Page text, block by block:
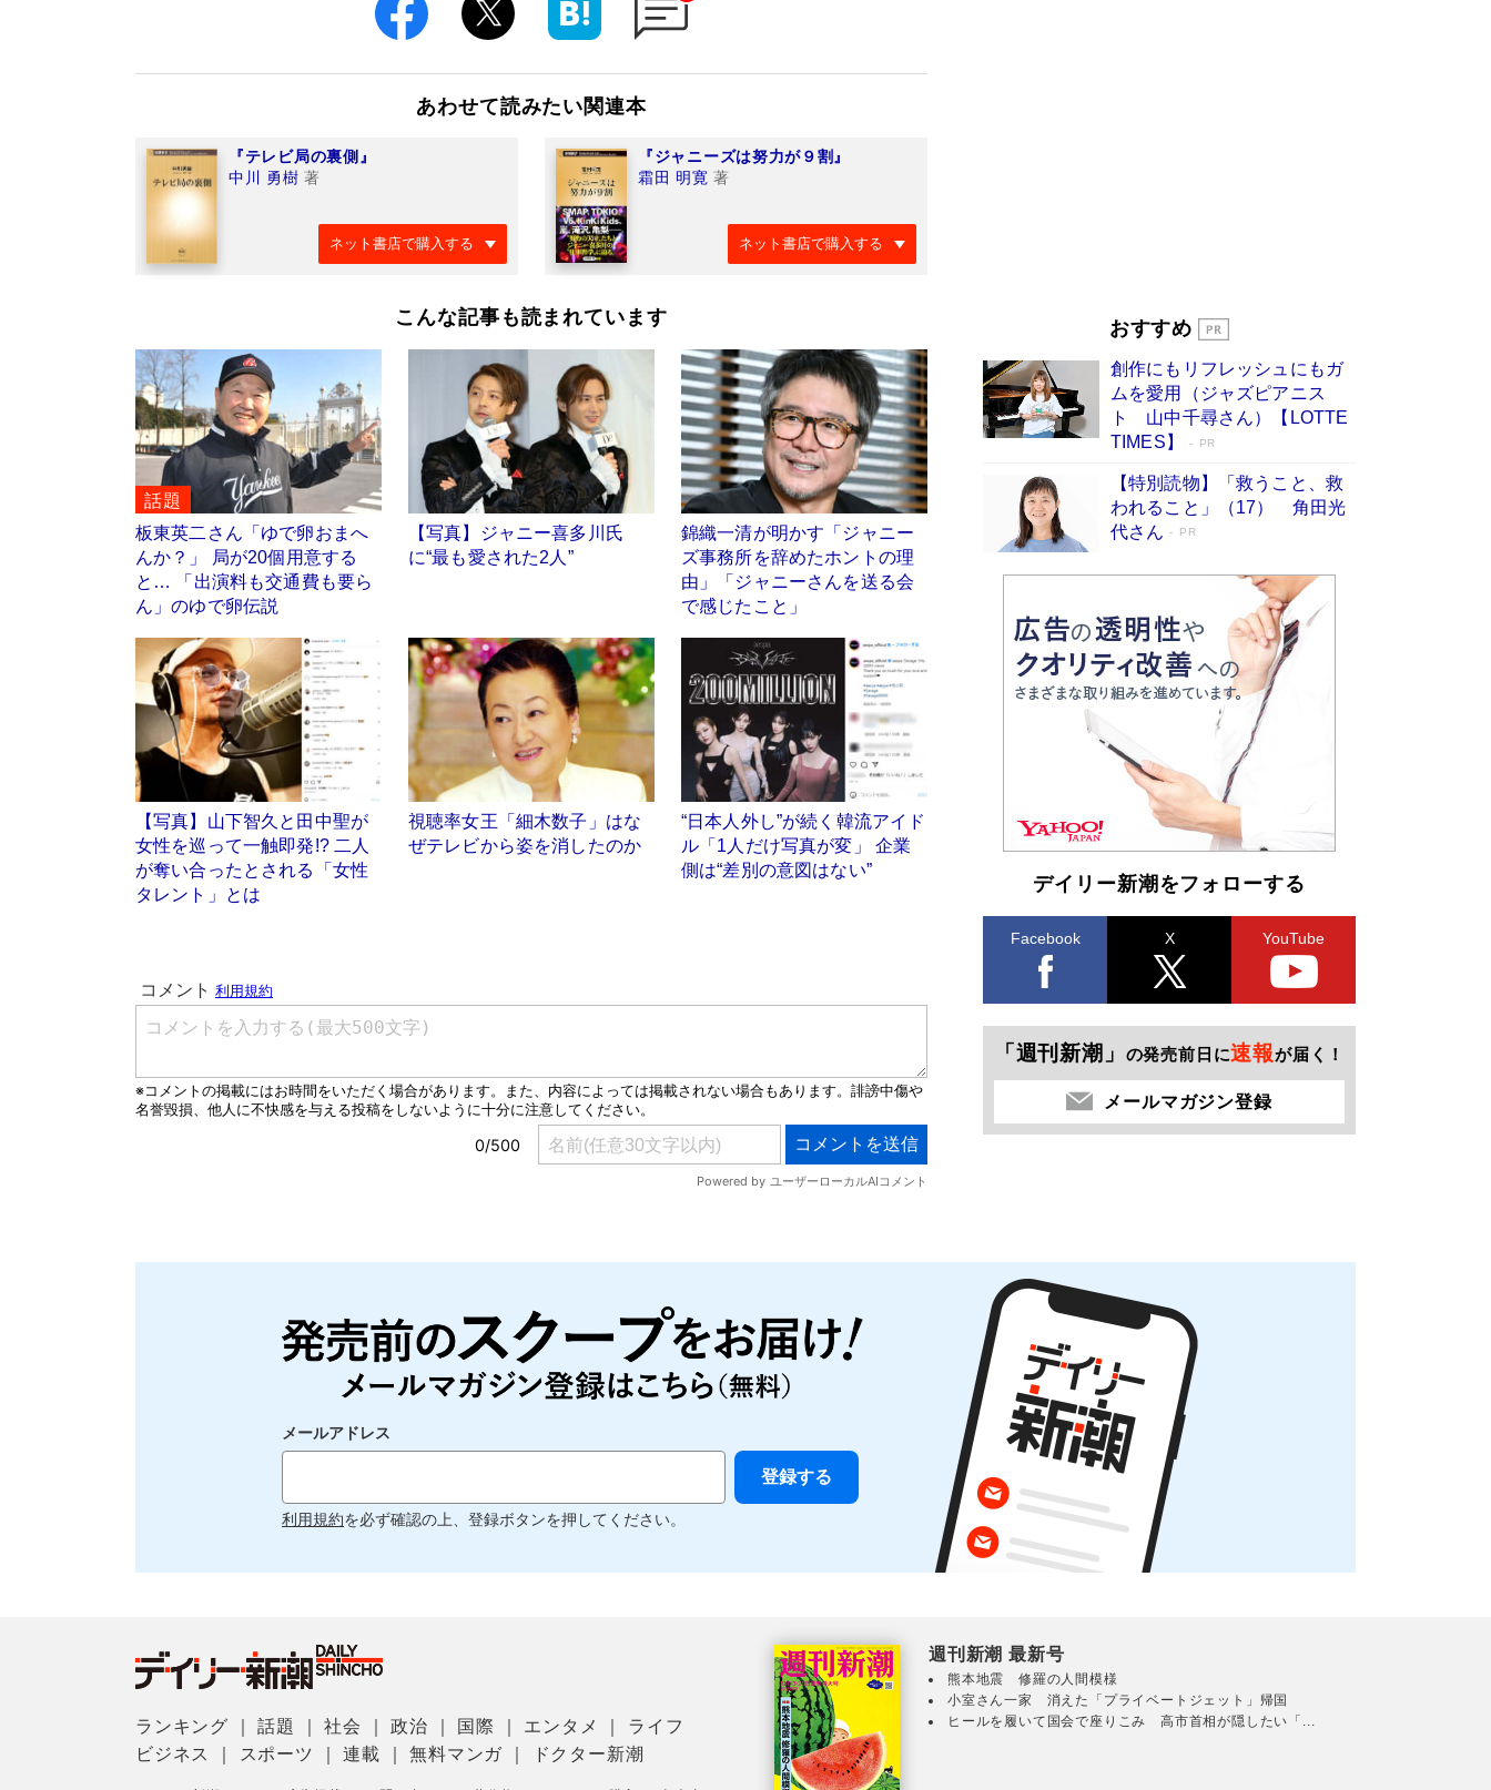
あわせて読みたい関連本
『テレビ局の裏側』
中川 勇樹 著
ネット書店で購入する
『ジャニーズは努力が９割』
霜田 明寛 著
ネット書店で購入する
こんな記事も読まれています
話題
板東英二さん「ゆで卵おまへ
んか？」 局が20個用意する
と… 「出演料も交通費も要ら
ん」のゆで卵伝説
【写真】ジャニー喜多川氏
に“最も愛された2人”
錦織一清が明かす「ジャニー
ズ事務所を辞めたホントの理
由」「ジャニーさんを送る会
で感じたこと」
【写真】山下智久と田中聖が
女性を巡って一触即発!? 二人
が奪い合ったとされる「女性
タレント」とは
視聴率女王「細木数子」はな
ぜテレビから姿を消したのか
“日本人外し”が続く韓流アイド
ル「1人だけ写真が変」 企業
側は“差別の意図はない”
版には「宇宙で描かれたマンガ」も収録
友近氏、絶賛！ 鎌倉を舞台に、孤独を抱えた
人々が新たな一歩を踏み出す連作短篇集『海のほ
とりのプラネット』試し読み
Book Bang
おすすめ
創作にもリフレッシュにもガ
ムを愛用（ジャズピアニス
ト 山中千尋さん）【LOTTE
TIMES】
PR
【特別読物】「救うこと、救
われること」（17） 角田光
代さん
PR
デイリー新潮をフォローする
Facebook X YouTube
「週刊新潮」 の発売前日に速報が届く！
メールマガジン登録
メールアドレス
利用規約を必ず確認の上、登録ボタンを押してください。
ランキング ｜話題 ｜社会 ｜政治 国際 エンタメ
ライフ
ビジネス
スポーツ ｜連載 ｜無料マンガ ドクター新潮
週刊新潮 最新号
熊本地震 修羅の人間模様
小室さん一家 消えた「プライベートジェット」帰国
ヒールを履いて国会で座りこみ 高市首相が隠したい「...